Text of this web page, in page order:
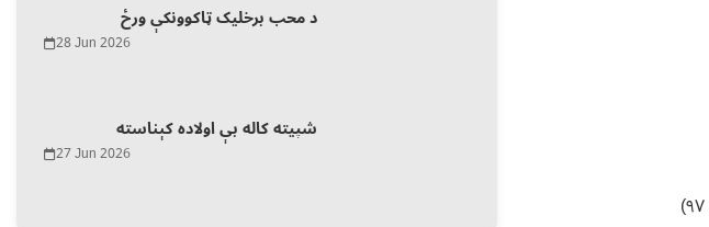
د محب برخلیک ټاکوونکې ورځ
28 Jun 2026
شپیته کاله بې اولاده کېناسته
27 Jun 2026